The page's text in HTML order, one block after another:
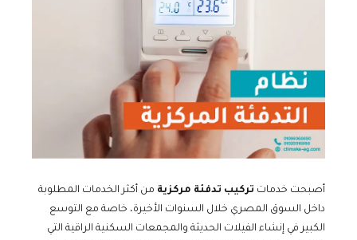
أصبحت خدمات تركيب تدفئة مركزية من أكثر الخدمات المطلوبة
داخل السوق المصري خلال السنوات الأخيرة، خاصة مع التوسع
الكبير في إنشاء الفيلات الحديثة والمجمعات السكنية الراقية التي